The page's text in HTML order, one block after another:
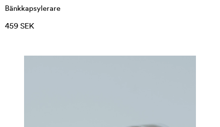
Bänkkapsylerare
459 SEK